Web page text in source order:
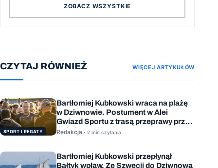
ZOBACZ WSZYSTKIE
CZYTAJ RÓWNIEŻ WIĘCEJ ARTYKUŁÓW
SPORT I REGATY
Bartłomiej Kubkowski wraca na plażę
w Dziwnowie. Postument w Alei
Gwiazd Sportu z trasą przeprawy przez
Bałtyk
Redakcja · 2 min czytania
Bartłomiej Kubkowski przepłynął
Bałtyk wpław. Ze Szwecji do Dziwnowa